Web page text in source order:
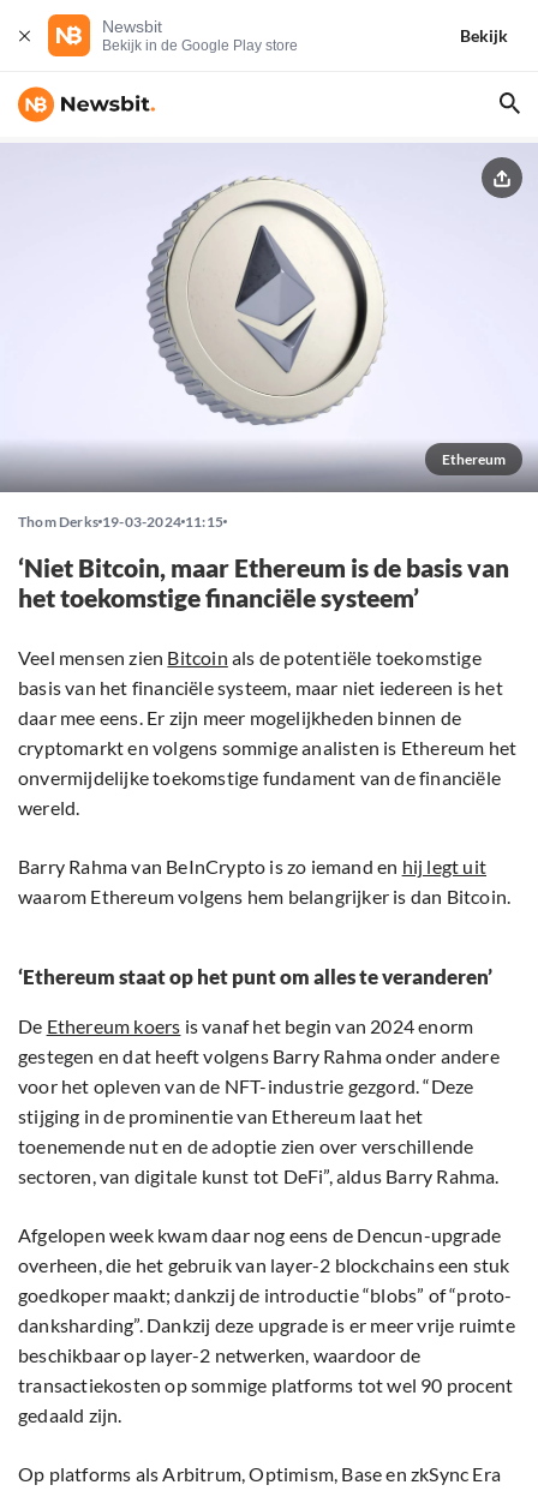
Newsbit
Bekijk in de Google Play store
Bekijk
Ethereum
Thom Derks 19-03-2024 11:15
‘Niet Bitcoin, maar Ethereum is de basis van
het toekomstige financiële systeem’
Veel mensen zien Bitcoin als de potentiële toekomstige
basis van het financiële systeem, maar niet iedereen is het
daar mee eens. Er zijn meer mogelijkheden binnen de
cryptomarkt en volgens sommige analisten is Ethereum het
onvermijdelijke toekomstige fundament van de financiële
wereld.
Barry Rahma van BeInCrypto is zo iemand en hij legt uit
waarom Ethereum volgens hem belangrijker is dan Bitcoin.
‘Ethereum staat op het punt om alles te veranderen’
De Ethereum koers is vanaf het begin van 2024 enorm
gestegen en dat heeft volgens Barry Rahma onder andere
voor het opleven van de NFT-industrie gezgord. “Deze
stijging in de prominentie van Ethereum laat het
toenemende nut en de adoptie zien over verschillende
sectoren, van digitale kunst tot DeFi”, aldus Barry Rahma.
Afgelopen week kwam daar nog eens de Dencun-upgrade
overheen, die het gebruik van layer-2 blockchains een stuk
goedkoper maakt; dankzij de introductie “blobs” of “proto-
danksharding”. Dankzij deze upgrade is er meer vrije ruimte
beschikbaar op layer-2 netwerken, waardoor de
transactiekosten op sommige platforms tot wel 90 procent
gedaald zijn.
Op platforms als Arbitrum, Optimism, Base en zkSync Era